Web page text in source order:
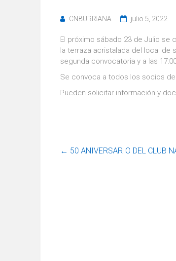
CNBURRIANA julio 5, 2022
El próximo sábado 23 de Julio se
la terraza acristalada del local de
segunda convocatoria y a las
Se convoca a todos los socios
Pueden solicitar información y
← 50 ANIVERSARIO DEL CLUB